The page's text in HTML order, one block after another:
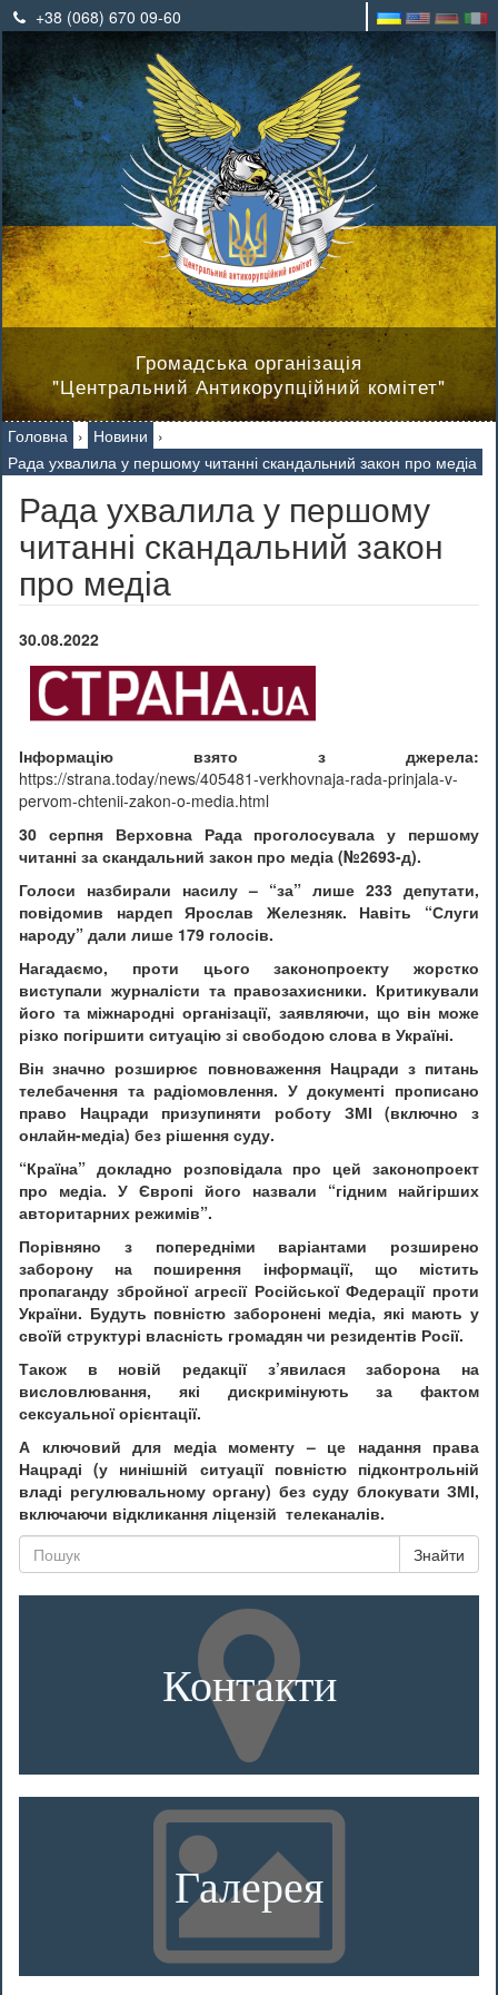
+38 (068) 670 09-60
Громадська організація
"Центральний Антикорупційний комітет"
Головна › Новини ›
Рада ухвалила у першому читанні скандальний закон про медіа
Рада ухвалила у першому
читанні скандальний закон
про медіа
30.08.2022
Інформацію взято з джерела:
https://strana.today/news/405481-verkhovnaja-rada-prinjala-v-
pervom-chtenii-zakon-o-media.html
30 серпня Верховна Рада проголосувала у першому
читанні за скандальний закон про медіа (№2693-д).
Голоси назбирали насилу – “за” лише 233 депутати,
повідомив нардеп Ярослав Железняк. Навіть “Слуги
народу” дали лише 179 голосів.
Нагадаємо, проти цього законопроекту жорстко
виступали журналісти та правозахисники. Критикували
його та міжнародні організації, заявляючи, що він може
різко погіршити ситуацію зі свободою слова в Україні.
Він значно розширює повноваження Нацради з питань
телебачення та радіомовлення. У документі прописано
право Нацради призупиняти роботу ЗМІ (включно з
онлайн-медіа) без рішення суду.
“Країна” докладно розповідала про цей законопроект
про медіа. У Європі його назвали “гідним найгірших
авторитарних режимів”.
Порівняно з попередніми варіантами розширено
заборону на поширення інформації, що містить
пропаганду збройної агресії Російської Федерації проти
України. Будуть повністю заборонені медіа, які мають у
своїй структурі власність громадян чи резидентів Росії.
Також в новій редакції з’явилася заборона на
висловлювання, які дискримінують за фактом
сексуальної орієнтації.
А ключовий для медіа моменту – це надання права
Нацраді (у нинішній ситуації повністю підконтрольній
владі регулювальному органу) без суду блокувати ЗМІ,
включаючи відкликання ліцензій телеканалів.
Знайти
Контакти
Галерея